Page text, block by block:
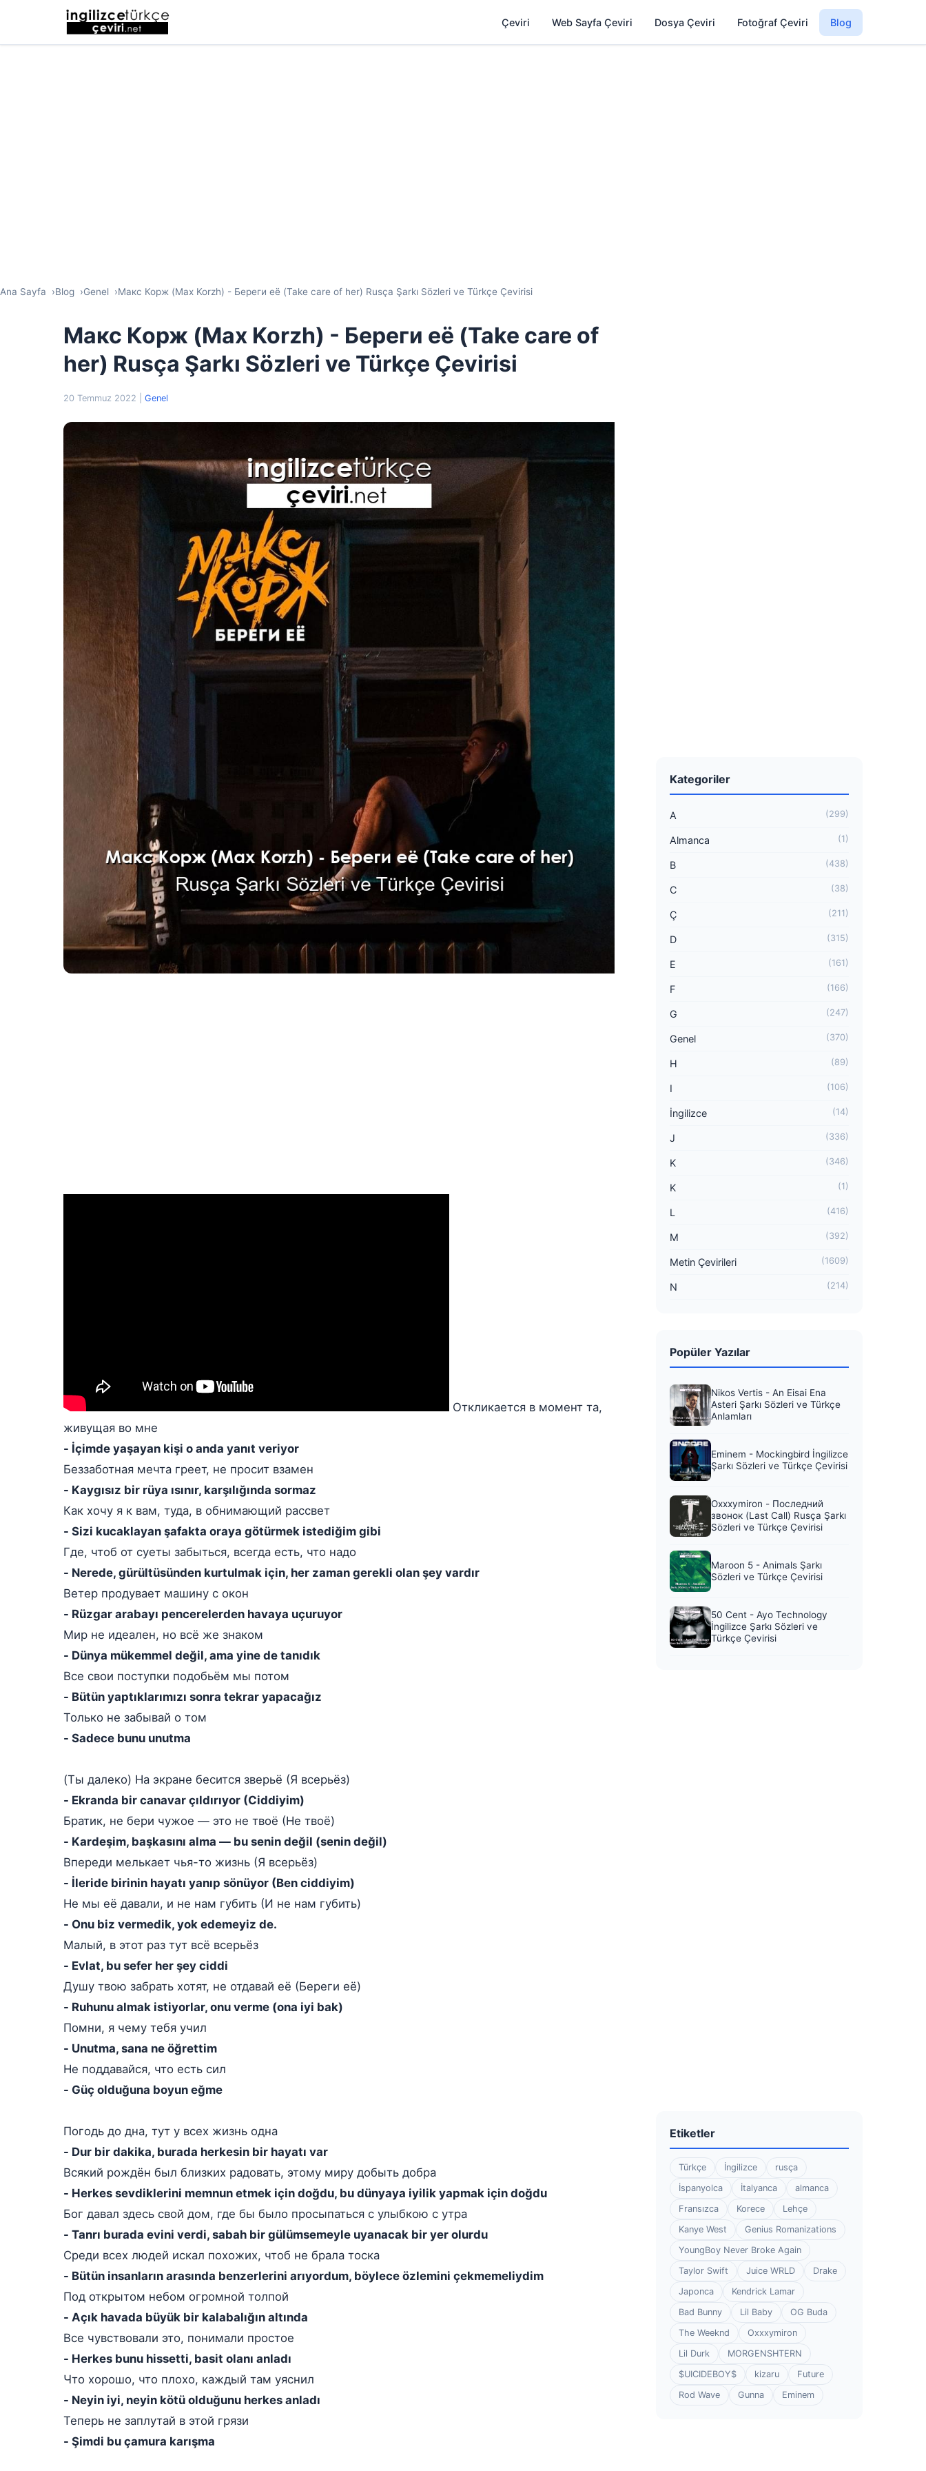
Çeviri Web Sayfa Çeviri Dosya Çeviri Fotoğraf Çeviri Blog
Ana Sayfa Blog Genel Макс Корж (Max Korzh) - Береги её (Take care of her) Rusça Şarkı Sözleri ve Türkçe Çevirisi
Макс Корж (Max Korzh) - Береги её (Take care of
her) Rusça Şarkı Sözleri ve Türkçe Çevirisi
20 Temmuz 2022 Genel
Откликается в момент та,
живущая во мне
- İçimde yaşayan kişi o anda yanıt veriyor
Беззаботная мечта греет, не просит взамен
- Kaygısız bir rüya ısınır, karşılığında sormaz
Как хочу я к вам, туда, в обнимающий рассвет
- Sizi kucaklayan şafakta oraya götürmek istediğim gibi
Где, чтоб от суеты забыться, всегда есть, что надо
- Nerede, gürültüsünden kurtulmak için, her zaman gerekli olan şey vardır
Ветер продувает машину с окон
- Rüzgar arabayı pencerelerden havaya uçuruyor
Мир не идеален, но всё же знаком
- Dünya mükemmel değil, ama yine de tanıdık
Все свои поступки подобьём мы потом
- Bütün yaptıklarımızı sonra tekrar yapacağız
Только не забывай о том
- Sadece bunu unutma
(Ты далеко) На экране бесится зверьё (Я всерьёз)
- Ekranda bir canavar çıldırıyor (Ciddiyim)
Братик, не бери чужое — это не твоё (Не твоё)
- Kardeşim, başkasını alma — bu senin değil (senin değil)
Впереди мелькает чья-то жизнь (Я всерьёз)
- İleride birinin hayatı yanıp sönüyor (Ben ciddiyim)
Не мы её давали, и не нам губить (И не нам губить)
- Onu biz vermedik, yok edemeyiz de.
Малый, в этот раз тут всё всерьёз
- Evlat, bu sefer her şey ciddi
Душу твою забрать хотят, не отдавай её (Береги её)
- Ruhunu almak istiyorlar, onu verme (ona iyi bak)
Помни, я чему тебя учил
- Unutma, sana ne öğrettim
Не поддавайся, что есть сил
- Güç olduğuna boyun eğme
Погодь до дна, тут у всех жизнь одна
- Dur bir dakika, burada herkesin bir hayatı var
Всякий рождён был близких радовать, этому миру добыть добра
- Herkes sevdiklerini memnun etmek için doğdu, bu dünyaya iyilik yapmak için doğdu
Бог давал здесь свой дом, где бы было просыпаться с улыбкою с утра
- Tanrı burada evini verdi, sabah bir gülümsemeyle uyanacak bir yer olurdu
Среди всех людей искал похожих, чтоб не брала тоска
- Bütün insanların arasında benzerlerini arıyordum, böylece özlemini çekmemeliydim
Под открытом небом огромной толпой
- Açık havada büyük bir kalabalığın altında
Все чувствовали это, понимали простое
- Herkes bunu hissetti, basit olanı anladı
Что хорошо, что плохо, каждый там уяснил
- Neyin iyi, neyin kötü olduğunu herkes anladı
Теперь не заплутай в этой грязи
- Şimdi bu çamura karışma
Kategoriler
A (299)
Almanca (1)
B (438)
C (38)
Ç (211)
D (315)
E (161)
F (166)
G (247)
Genel (370)
H (89)
I (106)
İngilizce (14)
J (336)
K (346)
K (1)
L (416)
M (392)
Metin Çevirileri (1609)
N (214)
Popüler Yazılar
Nikos Vertis - An Eisai Ena
Asteri Şarkı Sözleri ve Türkçe
Anlamları
Eminem - Mockingbird İngilizce
Şarkı Sözleri ve Türkçe Çevirisi
Oxxxymiron - Последний
звонок (Last Call) Rusça Şarkı
Sözleri ve Türkçe Çevirisi
Maroon 5 - Animals Şarkı
Sözleri ve Türkçe Çevirisi
50 Cent - Ayo Technology
İngilizce Şarkı Sözleri ve
Türkçe Çevirisi
Etiketler
Türkçe İngilizce
rusça
İspanyolca
İtalyanca
almanca
Fransızca
Korece
Lehçe
Kanye West
Genius Romanizations
YoungBoy Never Broke Again
Taylor Swift
Juice WRLD
Drake
Japonca
Kendrick Lamar
Bad Bunny
Lil Baby
OG Buda
The Weeknd
Oxxxymiron
Lil Durk
MORGENSHTERN
$UICIDEBOY$
kizaru
Future
Rod Wave
Gunna Eminem